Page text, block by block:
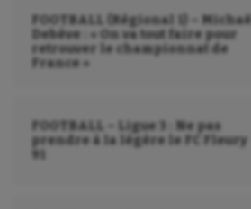
FOOTBALL (Régional 1) – Michaël
Debève : « On va tout faire pour
retrouver le championnat de
France »
FOOTBALL – Ligue 3 : Ne pas
prendre à la légère le FC Fleury
91